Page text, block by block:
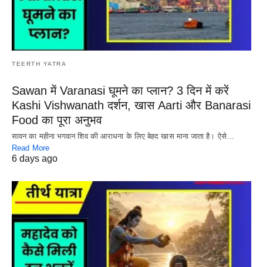
TEERTH YATRA
Sawan में Varanasi घूमने का प्लान? 3 दिन में करें
Kashi Vishwanath दर्शन, खास Aarti और Banarasi
Food का पूरा अनुभव
सावन का महीना भगवान शिव की आराधना के लिए बेहद खास माना जाता है। ऐसे…
Read More
6 days ago